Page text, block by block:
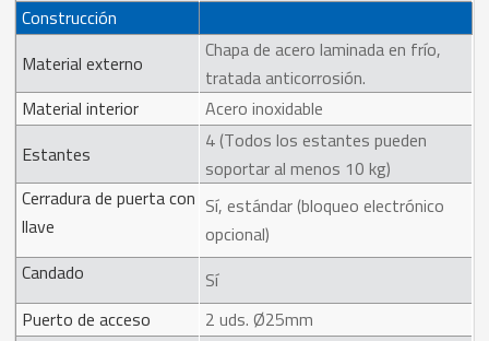
Construcción
Material externo
Chapa de acero laminada en frío,
tratada anticorrosión.
Material interior
Acero inoxidable
Estantes
4 (Todos los estantes pueden
soportar al menos 10 kg)
Cerradura de puerta con
llave
Sí, estándar (bloqueo electrónico
opcional)
Candado
Sí
Puerto de acceso
2 uds. Ø25mm